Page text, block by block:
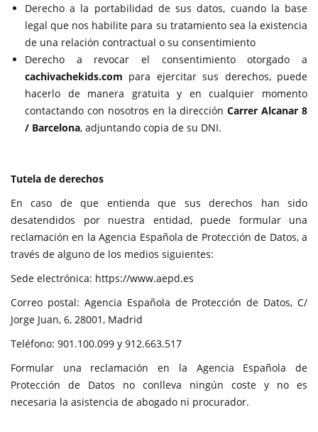
Derecho a la portabilidad de sus datos, cuando la base
legal que nos habilite para su tratamiento sea la existencia
de una relación contractual o su consentimiento
Derecho a revocar el consentimiento otorgado a
cachivachekids.com para ejercitar sus derechos, puede
hacerlo de manera gratuita y en cualquier momento
contactando con nosotros en la direcciónCarrer Alcanar 8
/ Barcelona, adjuntando copia de su DNI.
Tutela de derechos
En caso de que entienda que sus derechos han sido
desatendidos por nuestra entidad, puede formular una
reclamación en la Agencia Española de Protección de Datos, a
través de alguno de los medios siguientes:
Sede electrónica: https://www.aepd.es
Correo postal: Agencia Española de Protección de Datos, C/
Jorge Juan, 6, 28001, Madrid
Teléfono: 901.100.099 y 912.663.517
Formular una reclamación en la Agencia Española de
Protección de Datos no conlleva ningún coste y no es
necesaria la asistencia de abogado ni procurador.